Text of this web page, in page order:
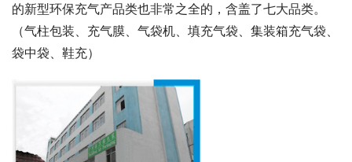
的新型环保充气产品类也非常之全的，含盖了七大品类。
（气柱包装、充气膜、气袋机、填充气袋、集装箱充气袋、
袋中袋、鞋充）